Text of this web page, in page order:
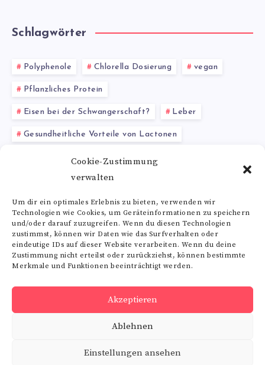
Cookie-Zustimmung
verwalten
Um dir ein optimales Erlebnis zu bieten, verwenden wir
Technologien wie Cookies, um Geräteinformationen zu speichern
und/oder darauf zuzugreifen. Wenn du diesen Technologien
zustimmst, können wir Daten wie das Surfverhalten oder
eindeutige IDs auf dieser Website verarbeiten. Wenn du deine
Zustimmung nicht erteilst oder zurückziehst, können bestimmte
Merkmale und Funktionen beeinträchtigt werden.
Akzeptieren
Ablehnen
Einstellungen ansehen
Schlagwörter
Polyphenole Chlorella Dosierung vegan
Pflanzliches Protein
Eisen bei der Schwangerschaft? Leber
Gesundheitliche Vorteile von Lactonen
Akazienhonig Supplement
Eichenrinde Tee
Alle Schlagwörter
RSS